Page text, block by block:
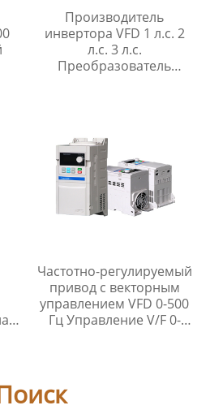
Производитель
инвертора VFD 1 л.с. 2
л.с. 3 л.с.
Преобразователь
Частотно-регулируемый
привод с векторным
управлением VFD 0-500
Гц Управление V/F 0-